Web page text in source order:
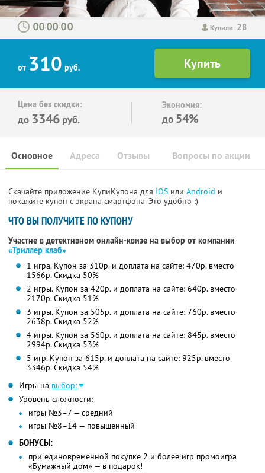
Купили: 28
: :
от 310 руб.
Цена без скидки:
до 3346 руб.
Экономия:
до 54%
Основное Отзывы Вопросы по акции
Адреса
Скачайте приложение КупиКупона для IOS или Android и
покажите купон с экрана смартфона. Это удобно :)
ЧТО ВЫ ПОЛУЧИТЕ ПО КУПОНУ
Участие в детективном онлайн-квизе на выбор от компании
«Триллер клаб»
1 игра. Купон за 310р. и доплата на сайте: 470р. вместо
1566р. Скидка 50%
2 игры. Купон за 420р. и доплата на сайте: 640р. вместо
2170р. Скидка 51%
3 игры. Купон за 505р. и доплата на сайте: 760р. вместо
2638р. Скидка 52%
4 игры. Купон за 560р. и доплата на сайте: 845р. вместо
2994р. Скидка 53%
5 игр. Купон за 615р. и доплата на сайте: 925р. вместо
3346р. Скидка 54%
Игры на выбор:
Уровень сложности:
игры №3–7 — средний
игры №8–14 — повышенный
БОНУСЫ:
при единовременной покупке 2 и более игр промоигра
«Бумажный дом» — в подарок!